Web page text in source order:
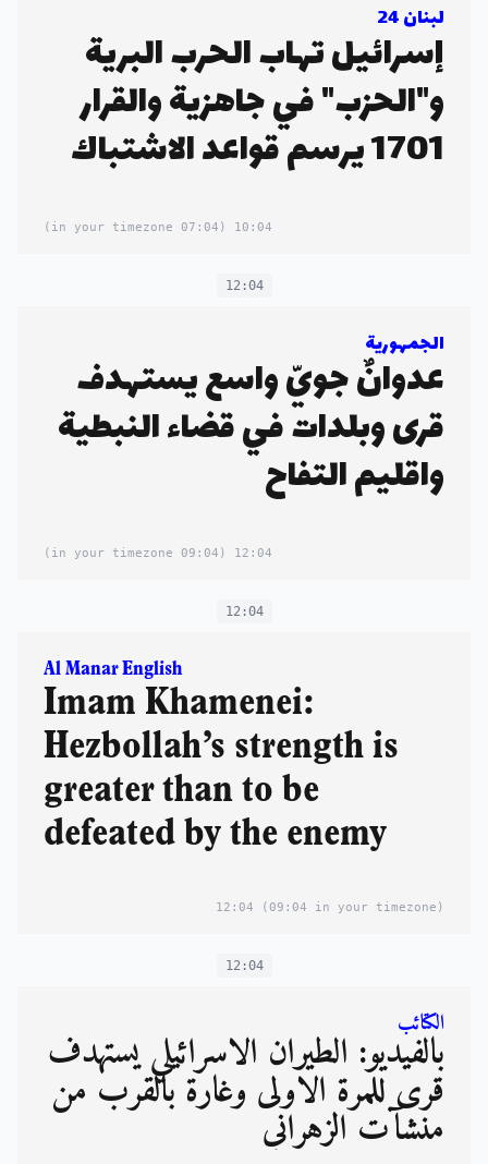
لبنان 24
إسرائيل تهاب الحرب البرية
و"الحزب" في جاهزية والقرار
1701 يرسم قواعد الاشتباك
10:04
(07:04 in your timezone)
12:04
الجمهورية
عدوانٌ جويّ واسع يستهدف
قرى وبلدات في قضاء النبطية
واقليم التفاح
12:04
(09:04 in your timezone)
12:04
Al Manar English
Imam Khamenei:
Hezbollah’s strength is
greater than to be
defeated by the enemy
12:04 (09:04 in your timezone)
12:04
الكتائب
بالفيديو: الطيران الاسرائيلي يستهدف
قرى للمرة الاولى وغارة بالقرب من
منشآت الزهراني